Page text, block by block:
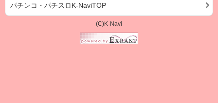
パチンコ・パチスロK-NaviTOP
(C)K-Navi